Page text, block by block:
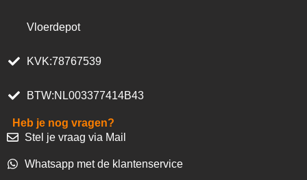
Vloerdepot
KVK:78767539
BTW:NL003377414B43
Heb je nog vragen?
Stel je vraag via Mail
Whatsapp met de klantenservice